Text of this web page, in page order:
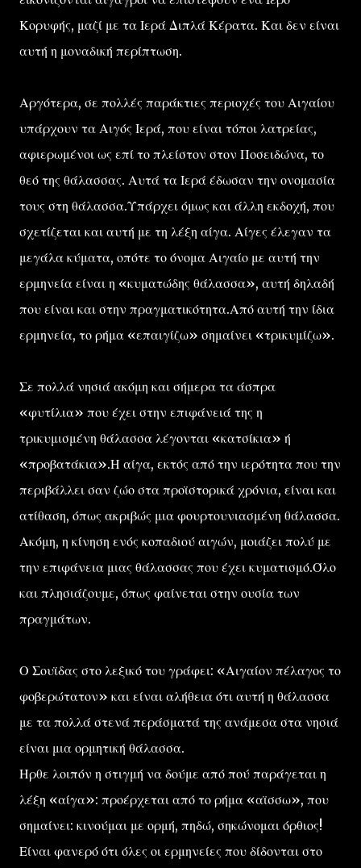
Κορυφής, μαζί με τα Ιερά Διπλά Κέρατα. Και δεν είναι
αυτή η μοναδική περίπτωση.
Αργότερα, σε πολλές παράκτιες περιοχές του Αιγαίου
υπάρχουν τα Αιγός Ιερά, που είναι τόποι λατρείας,
αφιερωμένοι ως επί το πλείστον στον Ποσειδώνα, το
θεό της θάλασσας. Αυτά τα Ιερά έδωσαν την ονομασία
τους στη θάλασσα.Υπάρχει όμως και άλλη εκδοχή, που
σχετίζεται και αυτή με τη λέξη αίγα. Αίγες έλεγαν τα
μεγάλα κύματα, οπότε το όνομα Αιγαίο με αυτή την
ερμηνεία είναι η «κυματώδης θάλασσα», αυτή δηλαδή
που είναι και στην πραγματικότητα.Από αυτή την ίδια
ερμηνεία, το ρήμα «επαιγίζω» σημαίνει «τρικυμίζω».
Σε πολλά νησιά ακόμη και σήμερα τα άσπρα
«φυτίλια» που έχει στην επιφάνειά της η
τρικυμισμένη θάλασσα λέγονται «κατσίκια» ή
«προβατάκια».Η αίγα, εκτός από την ιερότητα που την
περιβάλλει σαν ζώο στα προϊστορικά χρόνια, είναι και
ατίθαση, όπως ακριβώς μια φουρτουνιασμένη θάλασσα.
Ακόμη, η κίνηση ενός κοπαδιού αιγών, μοιάζει πολύ με
την επιφάνεια μιας θάλασσας που έχει κυματισμό.Όλο
και πλησιάζουμε, όπως φαίνεται στην ουσία των
πραγμάτων.
Ο Σουϊδας στο λεξικό του γράφει: «Αιγαίον πέλαγος το
φοβερώτατον» και είναι αλήθεια ότι αυτή η θάλασσα
με τα πολλά στενά περάσματά της ανάμεσα στα νησιά
είναι μια ορμητική θάλασσα.
Ηρθε λοιπόν η στιγμή να δούμε από πού παράγεται η
λέξη «αίγα»: προέρχεται από το ρήμα «αϊσσω», που
σημαίνει: κινούμαι με ορμή, πηδώ, σηκώνομαι όρθιος!
Είναι φανερό ότι όλες οι ερμηνείες που δίδονται στο